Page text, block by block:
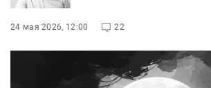
24 мая 2026, 12:00 22